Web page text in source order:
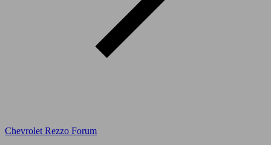
Chevrolet Rezzo Forum